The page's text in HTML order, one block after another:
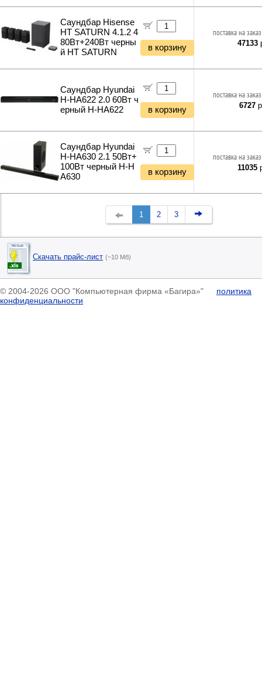
Саундбар Hisense
HT SATURN 4.1.2 4
80Вт+240Вт черны
й HT SATURN
в корзину
поставка на
47133
Саундбар Hyundai
H-HA622 2.0 60Вт ч
ерный H-HA622
в корзину
поставка на
6727
Саундбар Hyundai
H-HA630 2.1 50Вт+
100Вт черный H-H
A630
в корзину
поставка на
11035
1 2 3
Скачать прайс-лист (~10 Мб)
© 2004-2026 ООО "Компьютерная фирма «Багира»" политика
конфиденциальности